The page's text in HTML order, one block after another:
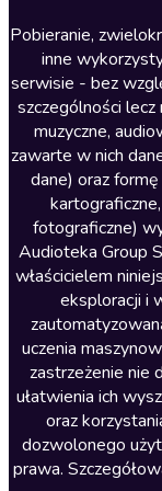
Literatura
Literatura faktu
Literatura
Literatura piękna
Literatura piękna
Nagrania
Nauka języków
Nauki
Podcasty i audycje
Polityka
Prasa
Religia
Romans
Pobieranie,
inne
serwisie - bez
szczególności lecz
muzyczne,
zawarte w nich
dane) oraz
fotograficzne)
Audioteka Group
właścicielem
eksploracji i
uczenia
zastrzeżenie nie
ułatwienia ich
oraz
dozwolonego
prawa.